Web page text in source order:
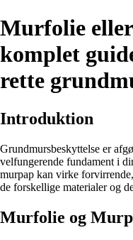
Murfolie
komplet
rette
Introduktion
Grundmursbeskyttelse er
velfungerende fundament i
murpap kan virke
de forskellige materialer og
Murfolie og